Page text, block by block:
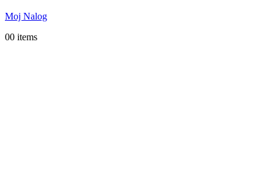
Moj Nalog
00 items